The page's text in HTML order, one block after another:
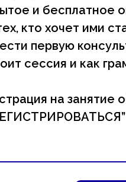
и бесплатное
кто хочет ими
первую
сессия и как
на занятие